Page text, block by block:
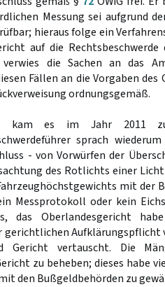
Messung sei aufgrund
hieraus folge ein
auf die
die Sachen an das
Fällen an die Vorgaben des
ordnungsgemäß.
kam es im Jahr 2011
sprach
- von Vorwürfen der
des Rotlichts einer
mit der
Messprotokoll oder kein
das Oberlandesgericht
gerichtlichen Aufklärungspflicht
Gericht vertauscht. Die
zu beheben; dieses habe
den Bußgeldbehörden zu